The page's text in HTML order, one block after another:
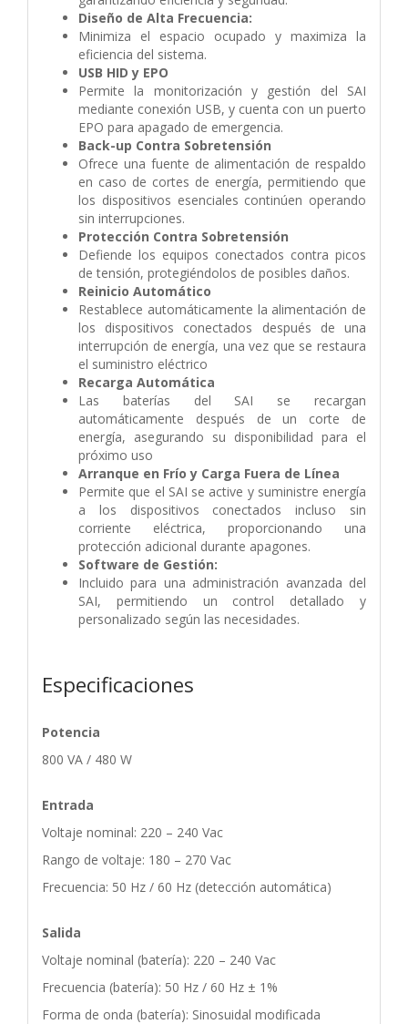
Diseño de Alta Frecuencia:
Minimiza el espacio ocupado y maximiza la
eficiencia del sistema.
USB HID y EPO
Permite la monitorización y gestión del SAI
mediante conexión USB, y cuenta con un puerto
EPO para apagado de emergencia.
Back-up Contra Sobretensión
Ofrece una fuente de alimentación de respaldo
en caso de cortes de energía, permitiendo que
los dispositivos esenciales continúen operando
sin interrupciones.
Protección Contra Sobretensión
Defiende los equipos conectados contra picos
de tensión, protegiéndolos de posibles daños.
Reinicio Automático
Restablece automáticamente la alimentación de
los dispositivos conectados después de una
interrupción de energía, una vez que se restaura
el suministro eléctrico
Recarga Automática
Las baterías del SAI se recargan
automáticamente después de un corte de
energía, asegurando su disponibilidad para el
próximo uso
Arranque en Frío y Carga Fuera de Línea
Permite que el SAI se active y suministre energía
a los dispositivos conectados incluso sin
corriente eléctrica, proporcionando una
protección adicional durante apagones.
Software de Gestión:
Incluido para una administración avanzada del
SAI, permitiendo un control detallado y
personalizado según las necesidades.
Especificaciones
Potencia
800 VA / 480 W
Entrada
Voltaje nominal: 220 – 240 Vac
Rango de voltaje: 180 – 270 Vac
Frecuencia: 50 Hz / 60 Hz (detección automática)
Salida
Voltaje nominal (batería): 220 – 240 Vac
Frecuencia (batería): 50 Hz / 60 Hz ± 1%
Forma de onda (batería): Sinosuidal modificada